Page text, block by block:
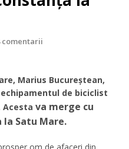
comentarii
Marius Bucureştean,
de biciclist
Acestava merge cu
Satu Mare.
om de afaceri din